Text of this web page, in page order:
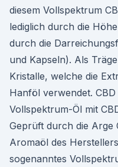
diesem Vollspektrum
lediglich durch die
durch die
und Kapseln). Als
Kristalle, welche die
Hanföl verwendet.
Vollspektrum-Öl mit
Geprüft durch die Arge
Aromaöl des
sogenanntes